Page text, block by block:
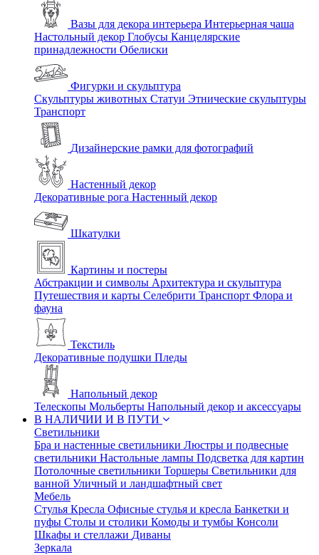
Вазы для декора интерьера Интерьерная чаша
Настольный декор Глобусы Канцелярские
принадлежности Обелиски
Фигурки и скульптура
Скульптуры животных Статуи Этнические скульптуры
Транспорт
Дизайнерские рамки для фотографий
Настенный декор
Декоративные рога Настенный декор
Шкатулки
Картины и постеры
Абстракции и символы Архитектура и скульптура
Путешествия и карты Селебрити Транспорт Флора и
фауна
Текстиль
Декоративные подушки Пледы
Напольный декор
Телескопы Мольберты Напольный декор и аксессуары
В НАЛИЧИИ И В ПУТИ
Светильники
Бра и настенные светильники Люстры и подвесные
светильники Настольные лампы Подсветка для картин
Потолочные светильники Торшеры Светильники для
ванной Уличный и ландшафтный свет
Мебель
Стулья Кресла Офисные стулья и кресла Банкетки и
пуфы Столы и столики Комоды и тумбы Консоли
Шкафы и стеллажи Диваны
Зеркала